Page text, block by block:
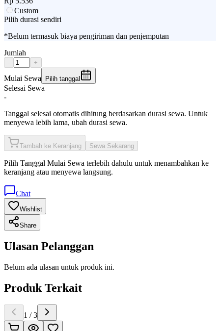
Custom
Pilih durasi sendiri
*Belum termasuk biaya pengiriman dan penjemputan
Jumlah
- +
Mulai Sewa Pilih tanggal
Selesai Sewa
-
Tanggal selesai otomatis dihitung berdasarkan durasi sewa. Untuk
menyewa lebih lama, ubah durasi sewa.
Tambah ke Keranjang Sewa Sekarang
Pilih Tanggal Mulai Sewa terlebih dahulu untuk menambahkan ke
keranjang atau menyewa langsung.
Chat
Wishlist
Share
Ulasan Pelanggan
Belum ada ulasan untuk produk ini.
Produk Terkait
1 /3